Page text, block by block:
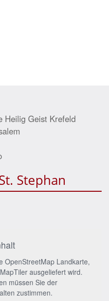
Heilig Geist Krefeld
Stephan
OpenStreetMap Landkarte,
ausgeliefert wird.
müssen Sie der
zustimmen.